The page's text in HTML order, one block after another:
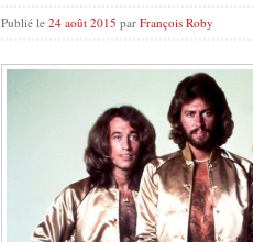
Publié le 24 août 2015 par François Roby